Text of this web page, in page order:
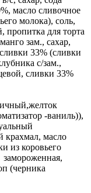
масло сливочное
молока), соль,
пропитка для торта
зам., сахар,
33% (сливки
с/зам.,
сливки 33%
-ваниль)),
крахмал, масло
из коровьего
(черника